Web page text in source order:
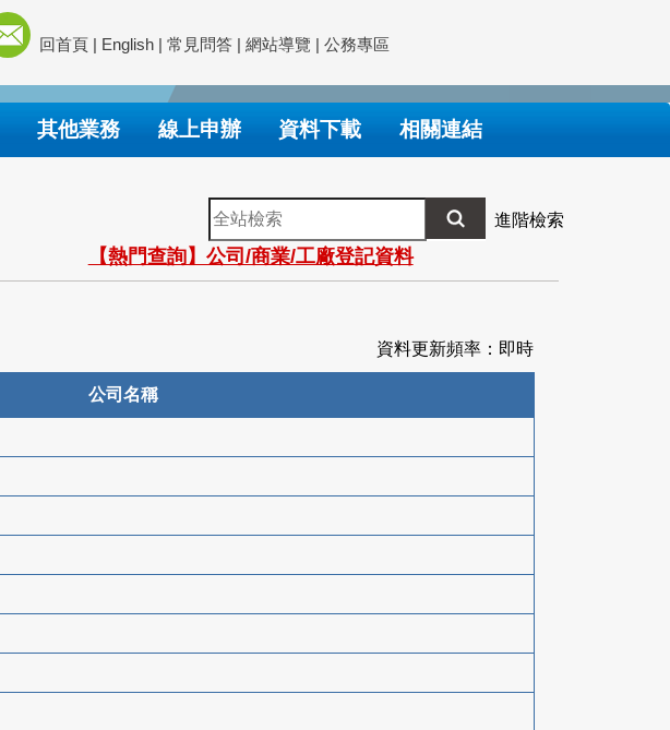
回首頁 | English | 常見問答 | 網站導覽 | 公務專區
其他業務 線上申辦 資料下載 相關連結
全
站
檢
索
進階檢索
【熱門查詢】公司/商業/工廠登記資料
資料更新頻率：即時
公司名稱